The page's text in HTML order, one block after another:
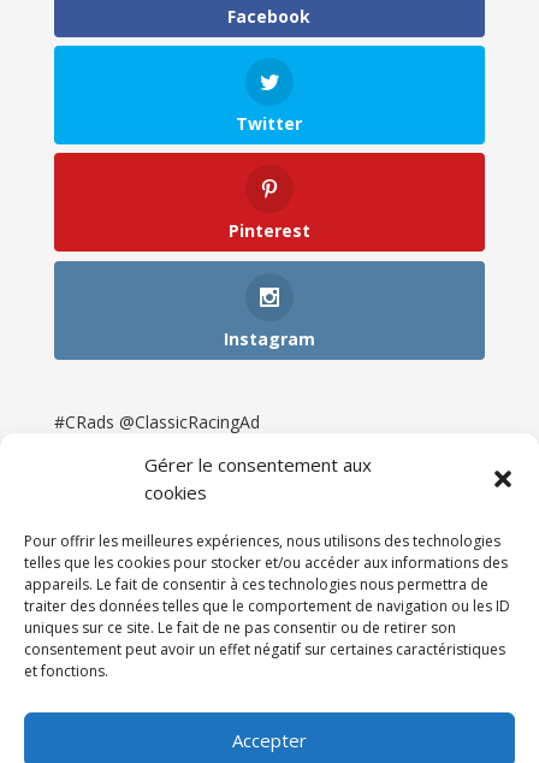
Gérer le consentement aux
cookies
Pour offrir les meilleures expériences, nous utilisons des technologies
telles que les cookies pour stocker et/ou accéder aux informations des
appareils. Le fait de consentir à ces technologies nous permettra de
traiter des données telles que le comportement de navigation ou les ID
uniques sur ce site. Le fait de ne pas consentir ou de retirer son
consentement peut avoir un effet négatif sur certaines caractéristiques
et fonctions.
Accepter
Facebook
Twitter
Pinterest
Instagram
#CRads @ClassicRacingAd
Newsletter & Presse
Partenaires
Tarifs
Espace Client